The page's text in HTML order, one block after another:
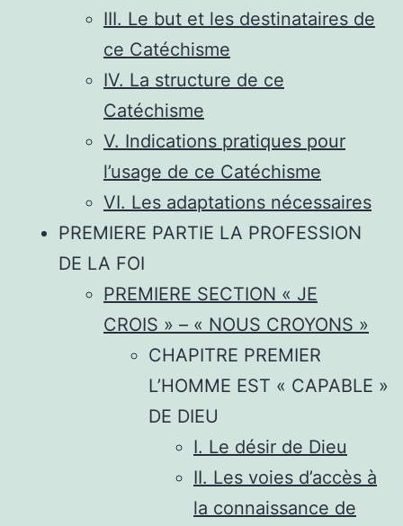
III. Le but et les destinataires de
ce Catéchisme
IV. La structure de ce
Catéchisme
V. Indications pratiques pour
l’usage de ce Catéchisme
VI. Les adaptations nécessaires
PREMIERE PARTIE LA PROFESSION
DE LA FOI
PREMIERE SECTION « JE
CROIS » – « NOUS CROYONS »
CHAPITRE PREMIER
L’HOMME EST « CAPABLE »
DE DIEU
I. Le désir de Dieu
II. Les voies d’accès à
la connaissance de